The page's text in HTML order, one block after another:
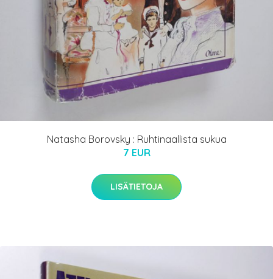
Natasha Borovsky : Ruhtinaallista sukua
7 EUR
LISÄTIETOJA